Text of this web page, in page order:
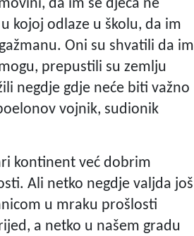
da im se djeca ne
kojoj odlaze u školu, da im
Oni su shvatili da im
prepustili su zemlju
negdje gdje neće biti važno
vojnik, sudionik
kontinent već dobrim
Ali netko negdje valjda još
u mraku prošlosti
a netko u našem gradu